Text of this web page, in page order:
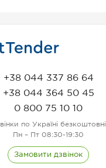
+38 044 337 86 64
+38 044 364 50 45
0 800 75 10 10
по Україні безкоштовні
Пн – Пт 08:30-19:30
Замовити дзвінок